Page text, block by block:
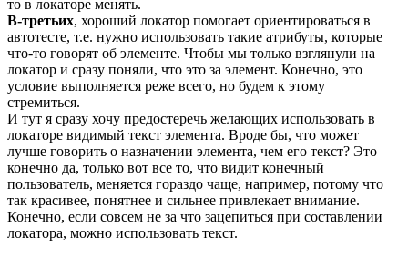
то в локаторе менять.
В-третьих, хороший локатор помогает ориентироваться в
автотесте, т.е. нужно использовать такие атрибуты, которые
что-то говорят об элементе. Чтобы мы только взглянули на
локатор и сразу поняли, что это за элемент. Конечно, это
условие выполняется реже всего, но будем к этому
стремиться.
И тут я сразу хочу предостеречь желающих использовать в
локаторе видимый текст элемента. Вроде бы, что может
лучше говорить о назначении элемента, чем его текст? Это
конечно да, только вот все то, что видит конечный
пользователь, меняется гораздо чаще, например, потому что
так красивее, понятнее и сильнее привлекает внимание.
Конечно, если совсем не за что зацепиться при составлении
локатора, можно использовать текст.